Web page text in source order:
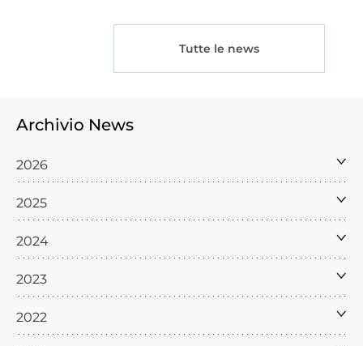
Tutte le news
Archivio News
2026
2025
2024
2023
2022